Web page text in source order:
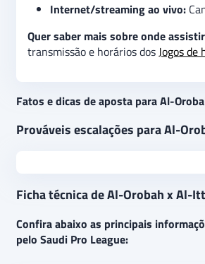
Internet/streaming ao vivo:
Quer saber mais sobre onde
transmissão e horários dosJogos de
Fatos e dicas de aposta para Al-
Prováveis escalações para Al-
Ficha técnica de Al-Orobah x Al-
Confira abaixo as principais
pelo Saudi Pro League: